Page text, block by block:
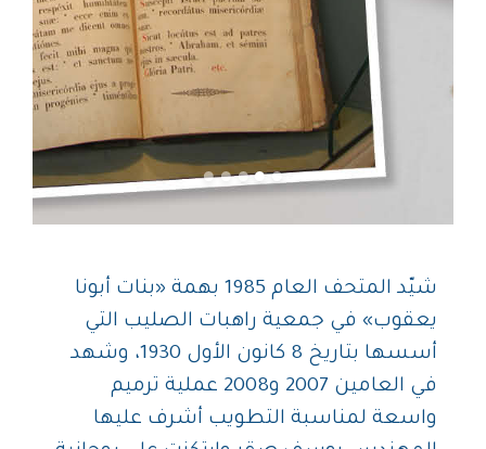
شيّد المتحف العام 1985 بهمة «بنات أبونا
يعقوب» في جمعية راهبات الصليب التي
أسسها بتاريخ 8 كانون الأول 1930، وشهد
في العامين 2007 و2008 عملية ترميم
واسعة لمناسبة التطويب أشرف عليها